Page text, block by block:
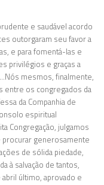
e saudável acordo
outorgaram seu favor a
e para fomentá-las e
privilégios e graças a
mesmos, finalmente,
entre os congregados da
da Companhia de
espiritual
Congregação, julgamos
generosamente
de sólida piedade,
à salvação de tantos,
último, aprovado e